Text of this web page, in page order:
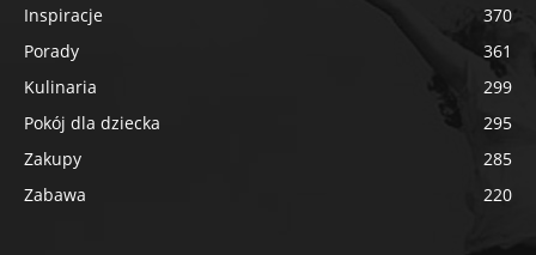
Inspiracje
370
Porady
361
Kulinaria
299
Pokój dla dziecka
295
Zakupy
285
Zabawa
220